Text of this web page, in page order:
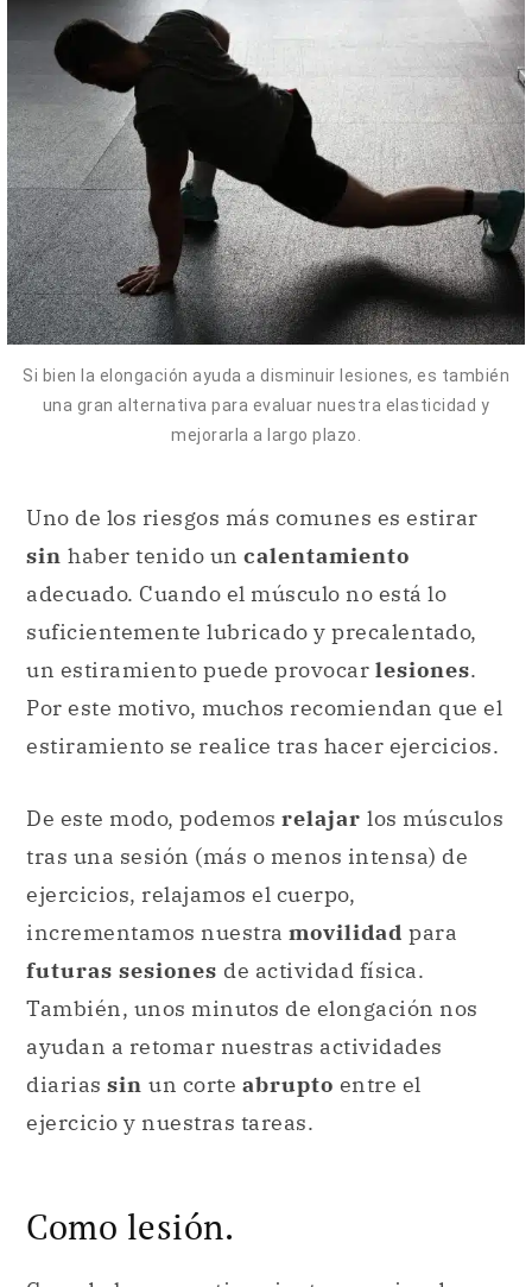
Si bien la elongación ayuda a disminuir lesiones, es también
una gran alternativa para evaluar nuestra elasticidad y
mejorarla a largo plazo.
Uno de los riesgos más comunes es estirar
sin haber tenido un calentamiento
adecuado. Cuando el músculo no está lo
suficientemente lubricado y precalentado,
un estiramiento puede provocar lesiones.
Por este motivo, muchos recomiendan que el
estiramiento se realice tras hacer ejercicios.
De este modo, podemos relajar los músculos
tras una sesión (más o menos intensa) de
ejercicios, relajamos el cuerpo,
incrementamos nuestra movilidad para
futuras sesiones de actividad física.
También, unos minutos de elongación nos
ayudan a retomar nuestras actividades
diarias sin un corte abrupto entre el
ejercicio y nuestras tareas.
Como lesión.